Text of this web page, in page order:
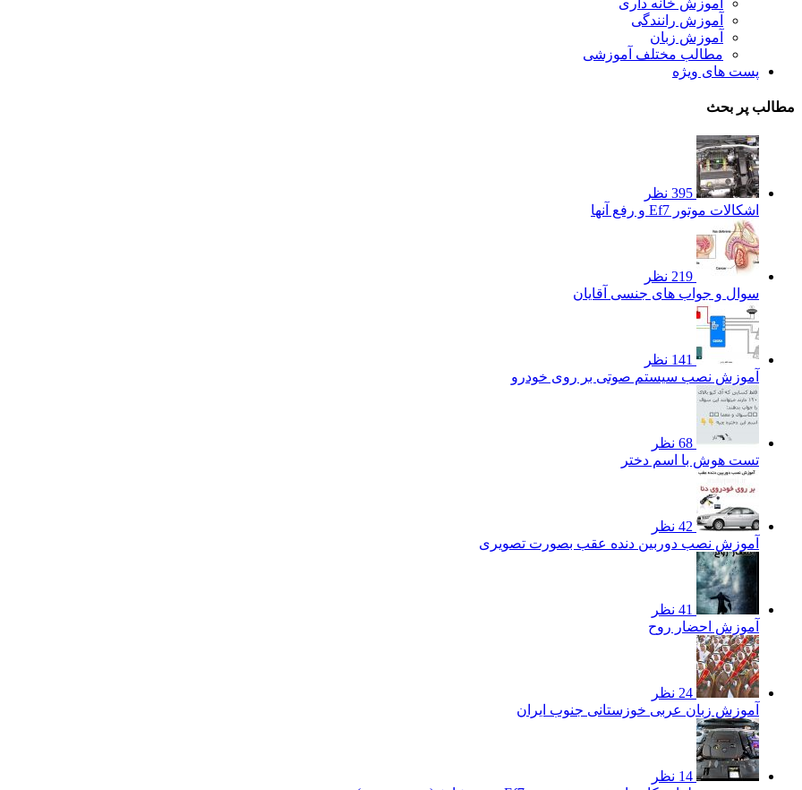
آموزش خانه داری
آموزش رانندگی
آموزش زبان
مطالب مختلف آموزشی
پست های ویژه
مطالب پر بحث
395 نظر
اشکالات موتور Ef7 و رفع آنها
219 نظر
سوال و جواب های جنسی آقایان
141 نظر
آموزش نصب سیستم صوتی بر روی خودرو
68 نظر
تست هوش با اسم دختر
42 نظر
آموزش نصب دوربین دنده عقب بصورت تصویری
41 نظر
آموزش احضار روح
24 نظر
آموزش زبان عربی خوزستانی جنوب ایران
14 نظر